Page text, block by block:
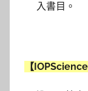
入書目。
【IOPScience